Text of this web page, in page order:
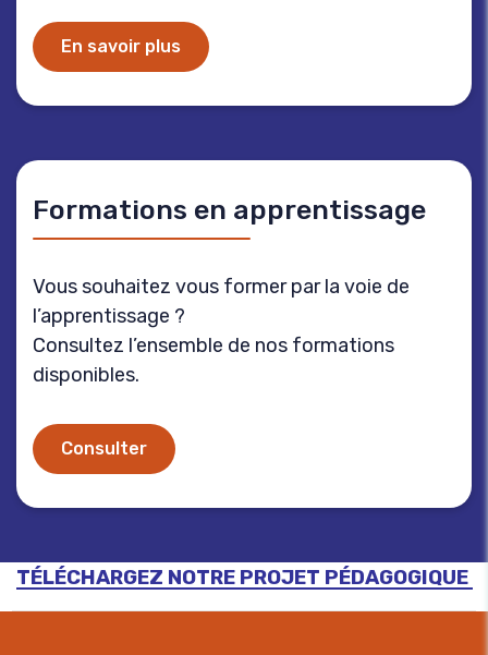
En savoir plus
Formations en apprentissage
Vous souhaitez vous former par la voie de
l’apprentissage ?
Consultez l’ensemble de nos formations
disponibles.
Consulter
TÉLÉCHARGEZ NOTRE PROJET PÉDAGOGIQUE